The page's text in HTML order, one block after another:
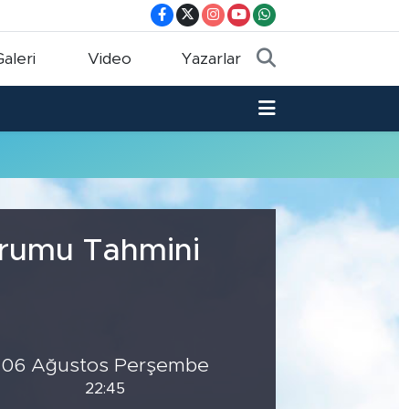
Video Yazarlar
Tahmini
06 Ağustos Perşembe
22:45